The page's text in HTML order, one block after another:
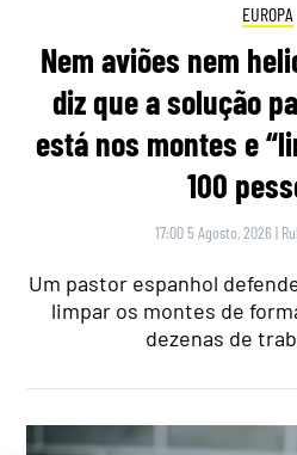
EUROPA
Nem aviões nem
diz que a solução
está nos montes e
100
17:00 5 Agosto, 2026 |
Um pastor espanhol
limpar os montes de
dezenas de